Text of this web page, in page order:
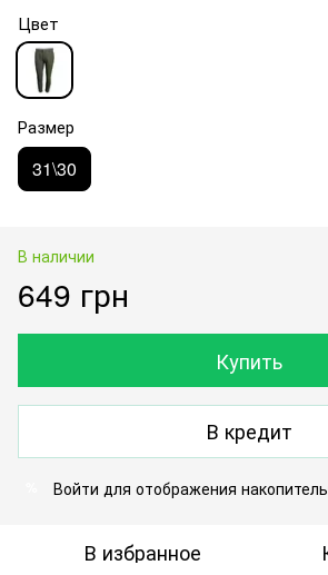
Цвет
Размер
31\30
В наличии
649 грн
Купить
В кредит
Войти для отображения
В избранное